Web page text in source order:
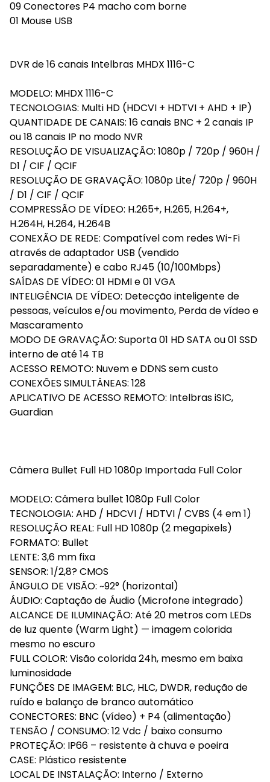
09 Conectores P4 macho com borne
01 Mouse USB
DVR de 16 canais Intelbras MHDX 1116-C
MODELO: MHDX 1116-C
TECNOLOGIAS: Multi HD (HDCVI + HDTVI + AHD + IP)
QUANTIDADE DE CANAIS: 16 canais BNC + 2 canais IP
ou 18 canais IP no modo NVR
RESOLUÇÃO DE VISUALIZAÇÃO: 1080p / 720p / 960H /
D1 / CIF / QCIF
RESOLUÇÃO DE GRAVAÇÃO: 1080p Lite/ 720p / 960H
/ D1 / CIF / QCIF
COMPRESSÃO DE VÍDEO: H.265+, H.265, H.264+,
H.264H, H.264, H.264B
CONEXÃO DE REDE: Compatível com redes Wi-Fi
através de adaptador USB (vendido
separadamente) e cabo RJ45 (10/100Mbps)
SAÍDAS DE VÍDEO: 01 HDMI e 01 VGA
INTELIGÊNCIA DE VÍDEO: Detecção inteligente de
pessoas, veículos e/ou movimento, Perda de vídeo e
Mascaramento
MODO DE GRAVAÇÃO: Suporta 01 HD SATA ou 01 SSD
interno de até 14 TB
ACESSO REMOTO: Nuvem e DDNS sem custo
CONEXÕES SIMULTÂNEAS: 128
APLICATIVO DE ACESSO REMOTO: Intelbras iSIC,
Guardian
Câmera Bullet Full HD 1080p Importada Full Color
MODELO: Câmera bullet 1080p Full Color
TECNOLOGIA: AHD / HDCVI / HDTVI / CVBS (4 em 1)
RESOLUÇÃO REAL: Full HD 1080p (2 megapixels)
FORMATO: Bullet
LENTE: 3,6 mm fixa
SENSOR: 1/2,8? CMOS
ÂNGULO DE VISÃO: ~92° (horizontal)
ÁUDIO: Captação de Áudio (Microfone integrado)
ALCANCE DE ILUMINAÇÃO: Até 20 metros com LEDs
de luz quente (Warm Light) — imagem colorida
mesmo no escuro
FULL COLOR: Visão colorida 24h, mesmo em baixa
luminosidade
FUNÇÕES DE IMAGEM: BLC, HLC, DWDR, redução de
ruído e balanço de branco automático
CONECTORES: BNC (vídeo) + P4 (alimentação)
TENSÃO / CONSUMO: 12 Vdc / baixo consumo
PROTEÇÃO: IP66 – resistente à chuva e poeira
CASE: Plástico resistente
LOCAL DE INSTALAÇÃO: Interno / Externo